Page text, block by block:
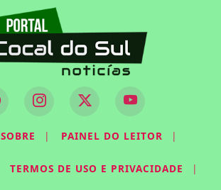
SOBRE | PAINEL DO LEITOR |
TERMOS DE USO E PRIVACIDADE |